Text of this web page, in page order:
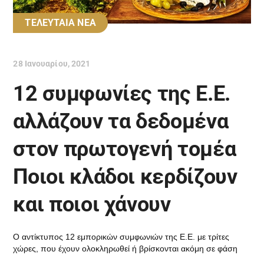
ΤΕΛΕΥΤΑΙΑ ΝΕΑ
28 Ιανουαρίου, 2021
12 συμφωνίες της Ε.Ε.
αλλάζουν τα δεδομένα
στον πρωτογενή τομέα
Ποιοι κλάδοι κερδίζουν
και ποιοι χάνουν
Ο αντίκτυπος 12 εμπορικών συμφωνιών της Ε.Ε. με τρίτες
χώρες, που έχουν ολοκληρωθεί ή βρίσκονται ακόμη σε φάση